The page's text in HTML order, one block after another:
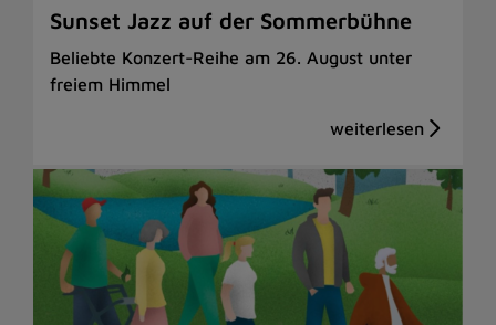
Sunset Jazz auf der Sommerbühne
Beliebte Konzert-Reihe am 26. August unter
freiem Himmel